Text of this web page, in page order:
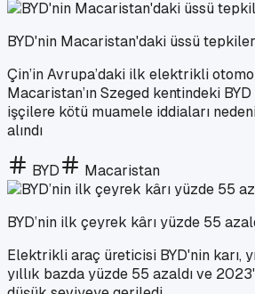
BYD'nin Macaristan'daki üssü
Çin’in Avrupa’daki ilk elektrikli
Macaristan’ın Szeged kentindeki
işçilere kötü muamele iddiaları
alındı
BYD Macaristan
BYD’nin ilk çeyrek kârı yüzde 55
Elektrikli araç üreticisi BYD'nin karı,
yıllık bazda yüzde 55 azaldı ve